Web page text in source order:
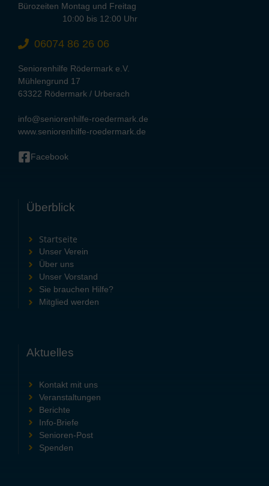
Bürozeiten Montag und Freitag
10:00 bis 12:00 Uhr
06074 86 26 06
Seniorenhilfe Rödermark e.V.
Mühlengrund 17
63322 Rödermark / Urberach
info@seniorenhilfe-roedermark.de
www.seniorenhilfe-roedermark.de
Facebook
Überblick
Startseite
Unser Verein
Über uns
Unser Vorstand
Sie brauchen Hilfe?
Mitglied werden
Aktuelles
Kontakt mit uns
Veranstaltungen
Berichte
Info-Briefe
Senioren-Post
Spenden